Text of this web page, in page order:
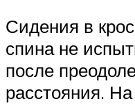
Сидения в
спина не
после
расстояния.